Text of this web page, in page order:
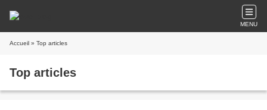
MENU
Accueil » Top articles
Top articles